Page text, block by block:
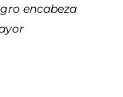
encabeza